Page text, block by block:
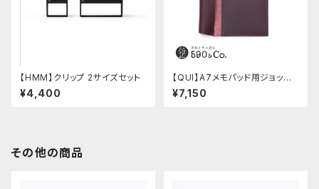
【HMM】クリップ 2サイズセット
¥4,400
【QUI】A7メモパッド用ジョッタ
ー・ブッテーロ (ワイン)
¥7,150
その他の商品